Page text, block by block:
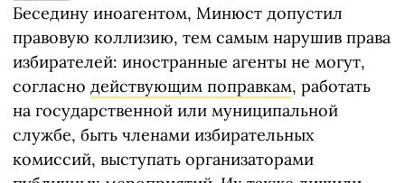
Беседину иноагентом, Минюст допустил
правовую коллизию, тем самым нарушив права
избирателей: иностранные агенты не могут,
согласно действующим поправкам, работать
на государственной или муниципальной
службе, быть членами избирательных
комиссий, выступать организаторами